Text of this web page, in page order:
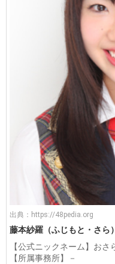
出典： https://48pedia.org
藤本紗羅（ふじもと・さら）
【公式ニックネーム】おさ
【所属事務所】－